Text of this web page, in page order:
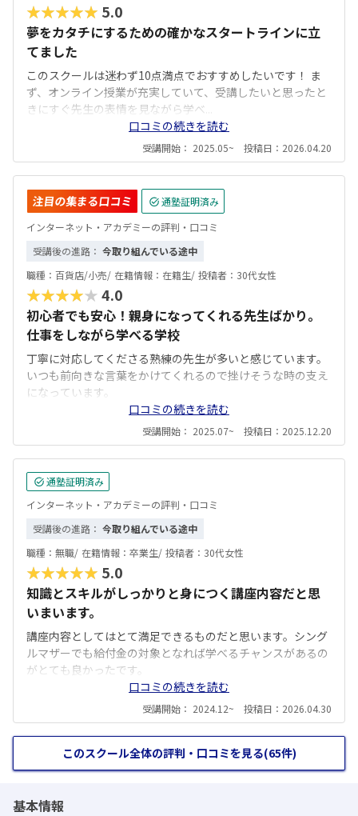
★★★★★ 5.0
夢をカタチにするための確かなスタートラインに立
てました
このスクールは迷わず10点満点でおすすめしたいです！ ま
ず、オンライン授業が充実していて、受講したいと思ったと
きにすぐ先生の表情を見ながら学べ...
口コミの続きを読む
受講開始： 2025.05~ 投稿日：2026.04.20
注目の集まる口コミ
通塾証明済み
インターネット・アカデミーの評判・口コミ
受講後の進路： 今取り組んでいる途中
職種： 百貨店/小売/ 在籍情報： 在籍生/ 投稿者： 30代女性
★★★★★4.0
初心者でも安心！親身になってくれる先生ばかり。
仕事をしながら学べる学校
丁寧に対応してくださる熟練の先生が多いと感じています。
いつも前向きな言葉をかけてくれるので挫けそうな時の支え
になっています。
口コミの続きを読む
受講開始： 2025.07~ 投稿日：2025.12.20
通塾証明済み
インターネット・アカデミーの評判・口コミ
受講後の進路： 今取り組んでいる途中
職種： 無職/ 在籍情報： 卒業生/ 投稿者： 30代女性
★★★★★ 5.0
知識とスキルがしっかりと身につく講座内容だと思
いまいます。
講座内容としてはとて満足できるものだと思います。シング
ルマザーでも給付金の対象となれば学べるチャンスがあるの
がとても良かったです。
口コミの続きを読む
受講開始： 2024.12~ 投稿日：2026.04.30
このスクール全体の評判・口コミを見る(65件)
基本情報